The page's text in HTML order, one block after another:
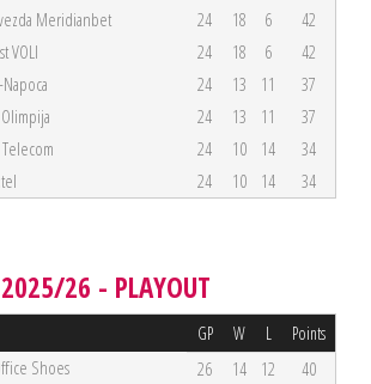
Meridianbet 24 18 6
42
VOLI 24 18 6
42
24 13 11
37
24 13 11
37
Telecom 24 10 14
34
24 10 14 34
26 - PLAYOUT
GP W L Points
Shoes 26 14 12
40